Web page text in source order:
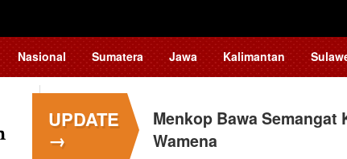
Nasional Sumatera Jawa Kalimantan
UPDATE
→
Menkop Bawa
Wamena